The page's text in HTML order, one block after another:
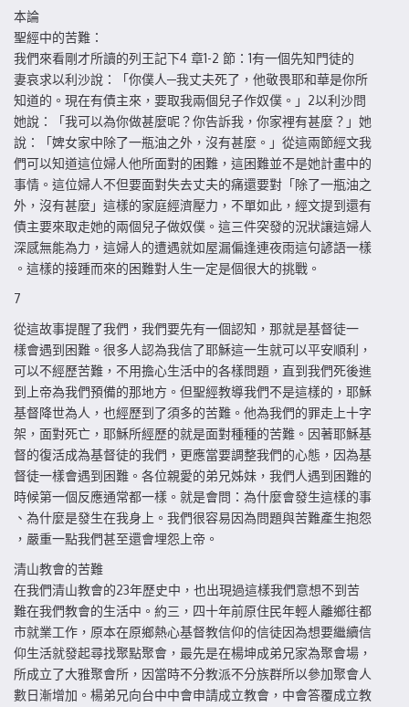
本論
聖經中的苦難：
我們來看剛才所讀的列王記下4 章1-2 節：1有一個先知門徒的
妻哀求以利沙說：「你僕人─我丈夫死了，他敬畏耶和華是你所
知道的。現在有債主來，要取我兩個兒子作奴僕。」2以利沙問
她說：「我可以為你做甚麼呢？你告訴我，你家裡有甚麼？」她
說：「婢女家中除了一瓶油之外，沒有甚麼。」從這兩節經文我
們可以知道這位婦人他所面對的困難，這困難並不是她計畫中的
事情。這位婦人不但要面對失去丈夫的痛還要對「除了一瓶油之
外，沒有甚麼」這樣的家庭經濟壓力，不單如此，經文提到還有
債主要來取走她的兩個兒子做奴僕。這三件突發的況狀讓這婦人
深感無能為力，這婦人的遭遇就如屋漏偏逢連夜雨這句諺語一樣
。這樣的接踵而來的困難對人生一定是個很大的挑戰。
7
從這故事提醒了我們，我們要先有一個認知，那就是基督徒一
樣會遇到困難。很多人認為我信了耶穌這一生就可以平安順利，
可以不經歷苦難，不用擔心生活中的各樣問題，直到我們死後進
到上帝為我們預備的那地方。但聖經教導我們不是這樣的，耶穌
基督降世為人，也經歷到了須多的苦難。他為我們的罪走上十字
架，面對死亡，耶穌所經歷的就是面對種種的苦難。因著耶穌基
督的復活成為基督徒的我們，更應當要調整我們的心態，因為基
督徒一樣會遇到困難。各位親愛的弟兄姊妹，我們人遇到困難的
時候第一個反應通常都一樣。就是會問：為什麼會發生這樣的事
、為什麼是發生在我身上。我們很容易因為問題與苦難產生抱怨
，嚴重一點我們甚至還會埋怨上帝。
清山教會的苦難
在我們清山教會的23年歷史中，也出現過這樣我們意想不到苦
難在我們教會的生活中。約三，四十年前原住民年輕人離鄉往都
市就業工作，原本在原鄉熱心基督教信仰的信徒因為想要繼續信
仰生活就發起尋找聚點聚會，最先是在楊坤成弟兄家為聚會場，
所成立了大雅聚會所，因當時不分教派不分族群所以參加聚會人
數日漸增加。楊弟兄向台中中會申請成立教會，中會答覆成立教